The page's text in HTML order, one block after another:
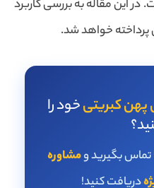
این مقاله به بررسی کاربرد
پرداخته خواهد شد.
کبریتیخود را
تماس بگیرید ومشاوره
دریافت کنید!